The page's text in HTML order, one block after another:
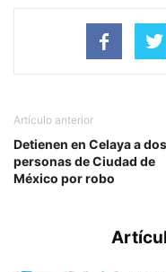
Artículo anterior
Detienen en Celaya a dos
personas de Ciudad de
México por robo